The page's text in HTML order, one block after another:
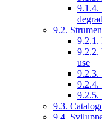
9.1.4.
9.2.
9.2.1.
9.2.2.
use
9.2.3.
9.2.4.
9.2.5.
9.3.
9.4.